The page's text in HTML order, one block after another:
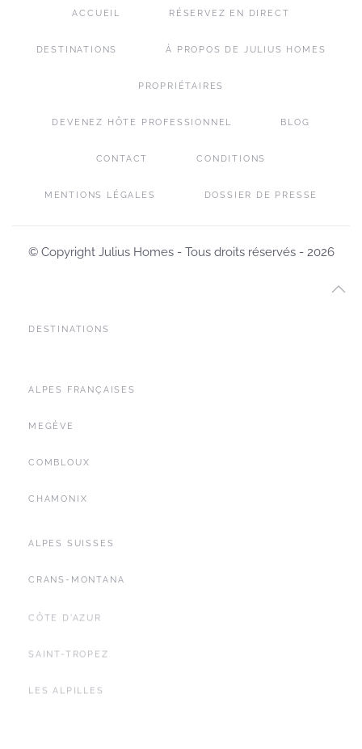
ACCUEIL RÉSERVEZ EN DIRECT
DESTINATIONS À PROPOS DE JULIUS HOMES
PROPRIÉTAIRES
DEVENEZ HÔTE PROFESSIONNEL BLOG
CONTACT CONDITIONS
MENTIONS LÉGALES DOSSIER DE PRESSE
© Copyright Julius Homes - Tous droits réservés - 2026
DESTINATIONS
ALPES FRANÇAISES
MEGÈVE
COMBLOUX
CHAMONIX
ALPES SUISSES
CRANS-MONTANA